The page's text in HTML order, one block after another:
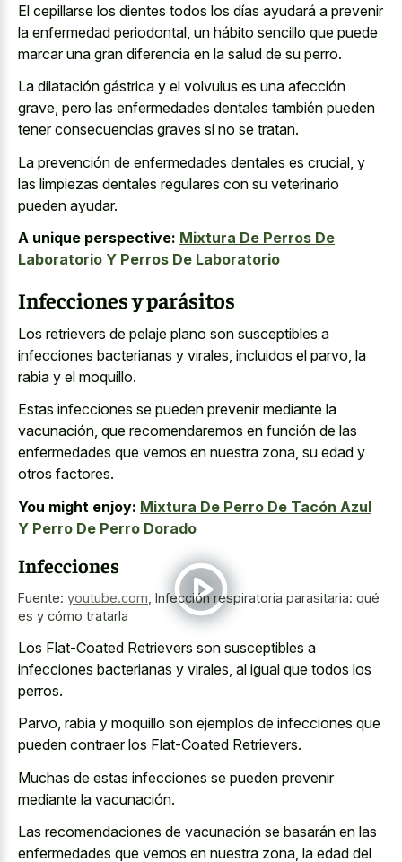
El cepillarse los dientes todos los días ayudará a prevenir
la enfermedad periodontal, un hábito sencillo que puede
marcar una gran diferencia en la salud de su perro.
La dilatación gástrica y el volvulus es una afección
grave, pero las enfermedades dentales también pueden
tener consecuencias graves si no se tratan.
La prevención de enfermedades dentales es crucial, y
las limpiezas dentales regulares con su veterinario
pueden ayudar.
A unique perspective: Mixtura De Perros De
Laboratorio Y Perros De Laboratorio
Infecciones y parásitos
Los retrievers de pelaje plano son susceptibles a
infecciones bacterianas y virales, incluidos el parvo, la
rabia y el moquillo.
Estas infecciones se pueden prevenir mediante la
vacunación, que recomendaremos en función de las
enfermedades que vemos en nuestra zona, su edad y
otros factores.
You might enjoy: Mixtura De Perro De Tacón Azul
Y Perro De Perro Dorado
Infecciones
Fuente: youtube.com Infección respiratoria parasitaria: qué
es y cómo tratarla
Los Flat-Coated Retrievers son susceptibles a
infecciones bacterianas y virales, al igual que todos los
perros.
Parvo, rabia y moquillo son ejemplos de infecciones que
pueden contraer los Flat-Coated Retrievers.
Muchas de estas infecciones se pueden prevenir
mediante la vacunación.
Las recomendaciones de vacunación se basarán en las
enfermedades que vemos en nuestra zona, la edad del